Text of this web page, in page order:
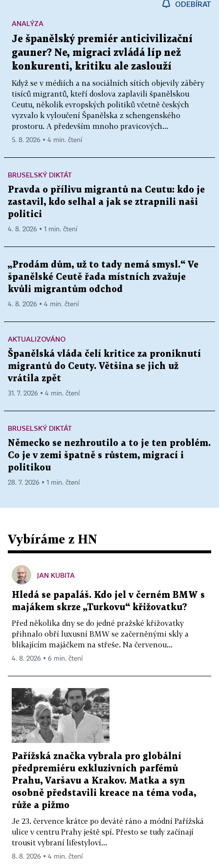
ODEBÍRAT
Je španělský premiér anticivilizační
gauner? Ne, migraci zvládá líp než
konkurenti, kritiku ale zaslouží
Když se v médiích a na sociálních sítích objevily záběry
tisíců migrantů, kteří doslova zaplavili španělskou
Ceutu, několik evropských politiků včetně českých
vyzvalo k vyloučení Španělska z schengenského
prostoru. A především mnoho pravicových...
ANALÝZA
5. 8. 2026 ▪ 4 min. čtení
BRUSELSKÝ DIKTÁT
Pravda o přílivu migrantů na Ceutu: kdo je
zastavil, kdo selhal a jak se ztrapnili naši
politici
4. 8. 2026 ▪ 1 min. čtení
„Prodám dům, už to tady nemá smysl.“ Ve
španělské Ceutě řada místních zvažuje
kvůli migrantům odchod
4. 8. 2026 ▪ 4 min. čtení
AKTUALIZOVÁNO
Španělská vláda čelí kritice za proniknutí
migrantů do Ceuty. Většina se jich už
vrátila zpět
31. 7. 2026 ▪ 4 min. čtení
BRUSELSKÝ DIKTÁT
Německo se nezhroutilo a to je ten problém.
Co je v zemi špatně s růstem, migrací i
politikou
28. 7. 2026 ▪ 1 min. čtení
Vybíráme z HN
JAN KUBITA
Hledá se papaláš. Kdo jel v černém BMW s
majákem skrze „Turkovu“ křižovatku?
Před několika dny se do jedné pražské křižovatky
přihnalo obří luxusní BMW se začerněnými skly a
blikajícím majáčkem na střeše. Na červenou...
4. 8. 2026 ▪ 6 min. čtení
Pařížská značka vybrala pro globální
předpremiéru exkluzivních parfémů
Prahu, Varšavu a Krakov. Matka a syn
osobně představili kreace na téma voda,
růže a pižmo
Je 23. července krátce po deváté ráno a módní Pařížská
ulice v centru Prahy ještě spí. Přesto se tudy začínají
trousit vybraní lifestyloví...
8. 8. 2026 ▪ 4 min. čtení